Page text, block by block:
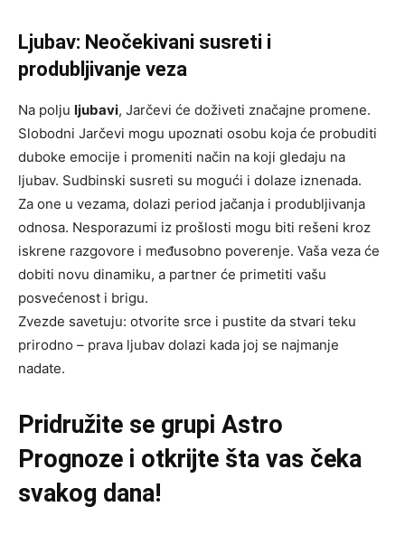
Ljubav: Neočekivani susreti i
produbljivanje veza
Na polju ljubavi, Jarčevi će doživeti značajne promene.
Slobodni Jarčevi mogu upoznati osobu koja će probuditi
duboke emocije i promeniti način na koji gledaju na
ljubav. Sudbinski susreti su mogući i dolaze iznenada.
Za one u vezama, dolazi period jačanja i produbljivanja
odnosa. Nesporazumi iz prošlosti mogu biti rešeni kroz
iskrene razgovore i međusobno poverenje. Vaša veza će
dobiti novu dinamiku, a partner će primetiti vašu
posvećenost i brigu.
Zvezde savetuju: otvorite srce i pustite da stvari teku
prirodno – prava ljubav dolazi kada joj se najmanje
nadate.
Pridružite se grupi Astro
Prognoze i otkrijte šta vas čeka
svakog dana!